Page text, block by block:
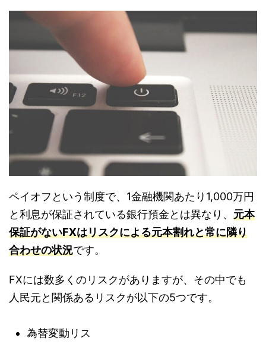
ペイオフという制度で、1金融機関あたり1,000万円
と利息が保証されている銀行預金とは異なり、 元本
保証がないFXはリスクによる元本割れと常に隣り
合わせの状況です。
FXには数多くのリスクがありますが、その中でも
人民元と関係あるリスクが以下の5つです。
為替変動リス